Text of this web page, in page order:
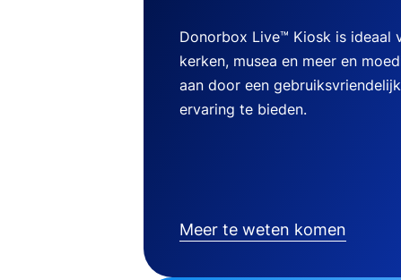
Donorbox Live™ Kiosk is ideaal
kerken, musea en meer en
aan door een
ervaring te bieden.
Meer te weten komen